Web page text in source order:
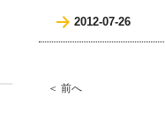
2012-07-26
＜ 前へ